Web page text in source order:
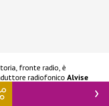
fronte radio, è
radiofonico Alvise
ha precisato:
radio con più di 3.700